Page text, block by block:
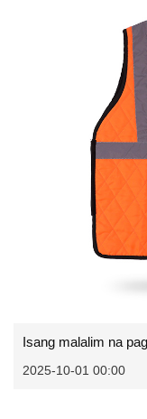
2025-10-01 00:00